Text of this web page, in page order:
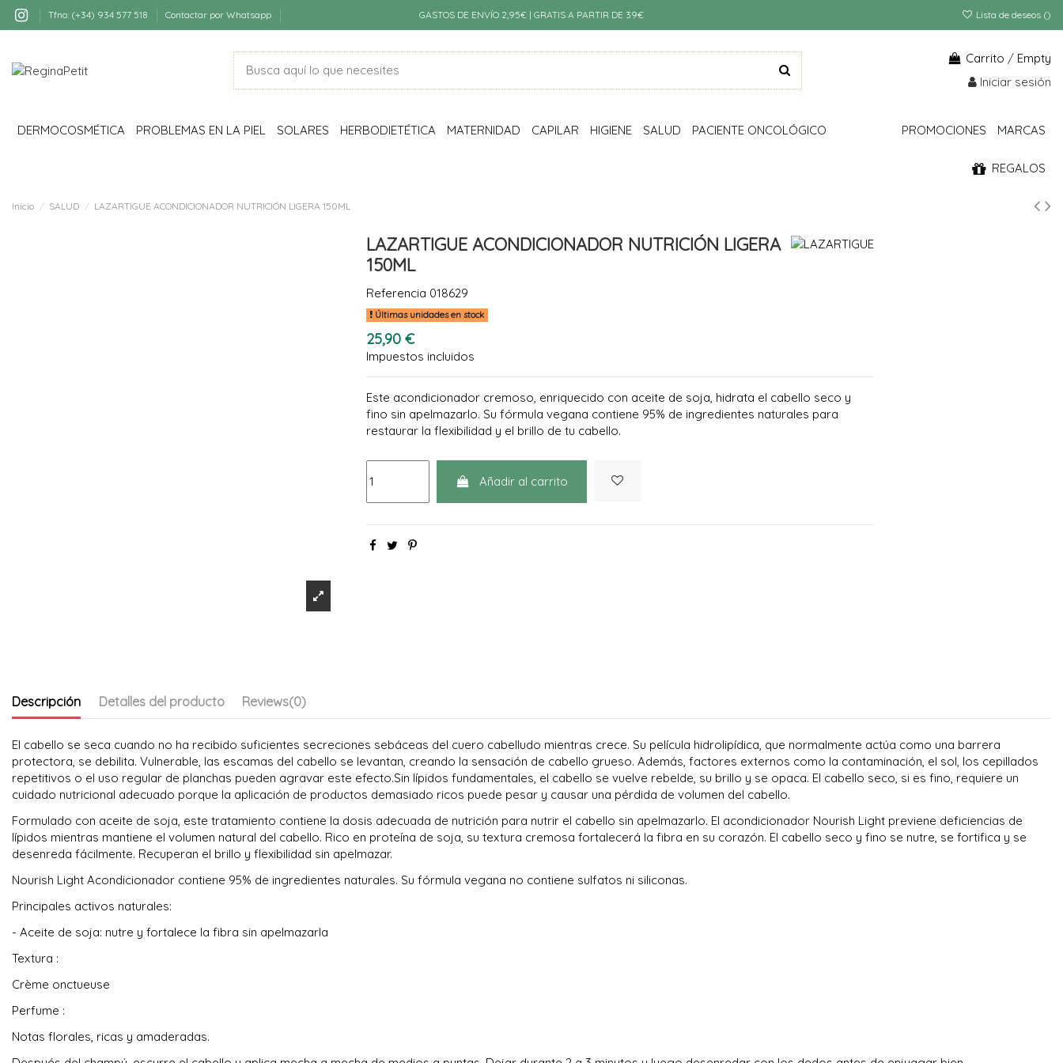
Tfno: (+34) 934 577 518 Contactar por Whatsapp GASTOS DE ENVÍO 2,95€ | GRATIS A PARTIR DE 39€ Lista de deseos ()
Carrito / Empty
Iniciar sesión
DERMOCOSMÉTICA PROBLEMAS EN LA PIEL SOLARES HERBODIETÉTICA MATERNIDAD CAPILAR HIGIENE SALUD PACIENTE ONCOLÓGICO MARCAS
PROMOCIONES
REGALOS
Inicio SALUD LAZARTIGUE ACONDICIONADOR NUTRICIÓN LIGERA 150ML
LAZARTIGUE ACONDICIONADOR NUTRICIÓN LIGERA
150ML
Referencia 018629
Últimas unidades en stock
25,90 €
Impuestos incluidos
Este acondicionador cremoso, enriquecido con aceite de soja, hidrata el cabello seco y
fino sin apelmazarlo. Su fórmula vegana contiene 95% de ingredientes naturales para
restaurar la flexibilidad y el brillo de tu cabello.
Añadir al carrito
Descripción Detalles del producto Reviews(0)
El cabello se seca cuando no ha recibido suficientes secreciones sebáceas del cuero cabelludo mientras crece. Su película hidrolipídica, que normalmente actúa como una barrera
protectora, se debilita. Vulnerable, las escamas del cabello se levantan, creando la sensación de cabello grueso. Además, factores externos como la contaminación, el sol, los cepillados
repetitivos o el uso regular de planchas pueden agravar este efecto.Sin lípidos fundamentales, el cabello se vuelve rebelde, su brillo y se opaca. El cabello seco, si es fino, requiere un
cuidado nutricional adecuado porque la aplicación de productos demasiado ricos puede pesar y causar una pérdida de volumen del cabello.
Formulado con aceite de soja, este tratamiento contiene la dosis adecuada de nutrición para nutrir el cabello sin apelmazarlo. El acondicionador Nourish Light previene deficiencias de
lípidos mientras mantiene el volumen natural del cabello. Rico en proteína de soja, su textura cremosa fortalecerá la fibra en su corazón. El cabello seco y fino se nutre, se fortifica y se
desenreda fácilmente. Recuperan el brillo y flexibilidad sin apelmazar.
Nourish Light Acondicionador contiene 95% de ingredientes naturales. Su fórmula vegana no contiene sulfatos ni siliconas.
Principales activos naturales:
- Aceite de soja: nutre y fortalece la fibra sin apelmazarla
Textura :
Crème onctueuse
Perfume :
Notas florales, ricas y amaderadas.